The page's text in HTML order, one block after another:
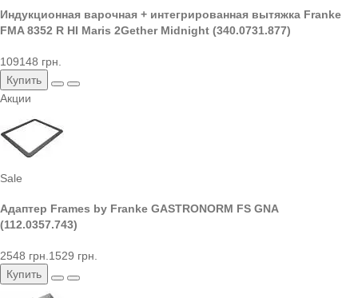
Индукционная варочная + интегрированная вытяжка Franke
FMA 8352 R HI Maris 2Gether Midnight (340.0731.877)
109148 грн.
Купить
Акции
Sale
Адаптер Frames by Franke GASTRONORM FS GNA
(112.0357.743)
2548 грн. 1529 грн.
Купить